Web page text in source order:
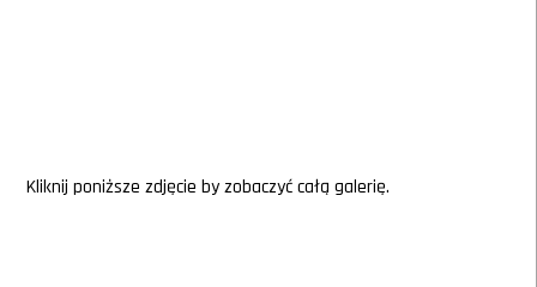
Kliknij poniższe zdjęcie by zobaczyć całą galerię.